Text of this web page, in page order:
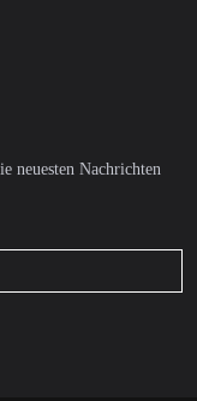
neuesten Nachrichten